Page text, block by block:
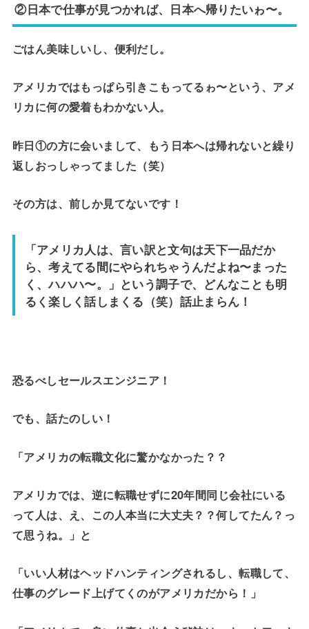
②日本で仕事が見つかれば、日本へ帰りたいゎ〜。
ごはん美味しいし、便利だし。
アメリカではもっぱら引きこもってるゎ〜という、アメ
リカに何の愛着もわかない人。
昨日①の方に会いまして、もう日本へは帰れないと繰り
返しおっしゃってました（笑）
その方は、前しか見てないです！
「アメリカ人は、言い訳と文句は天下一品だか
ら、考えてる間にやられちゃうんだよね〜まった
く、ハハハ〜。」という調子で、どんなことも明
るく楽しく話しまくる（笑）話止まらん！
恐るべしセールスエンジニア！
でも、話たのしい！
「アメリカの転職文化に驚かなかった？？
アメリカでは、逆に転職せずに20年間同じ会社にいる
って人は、え、この人本当に大丈夫？？何してたん？っ
て思うね。」と
「いい人材はヘッドハンティングされるし、転職して、
仕事のグレード上げてくのがアメリカだから！」